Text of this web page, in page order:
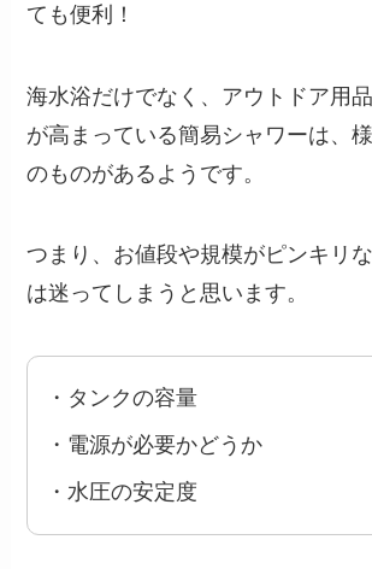
ても便利！
海水浴だけでなく、アウトドア用
が高まっている簡易シャワーは、
のものがあるようです。
つまり、お値段や規模がピンキリ
は迷ってしまうと思います。
・タンクの容量
・電源が必要かどうか
・水圧の安定度